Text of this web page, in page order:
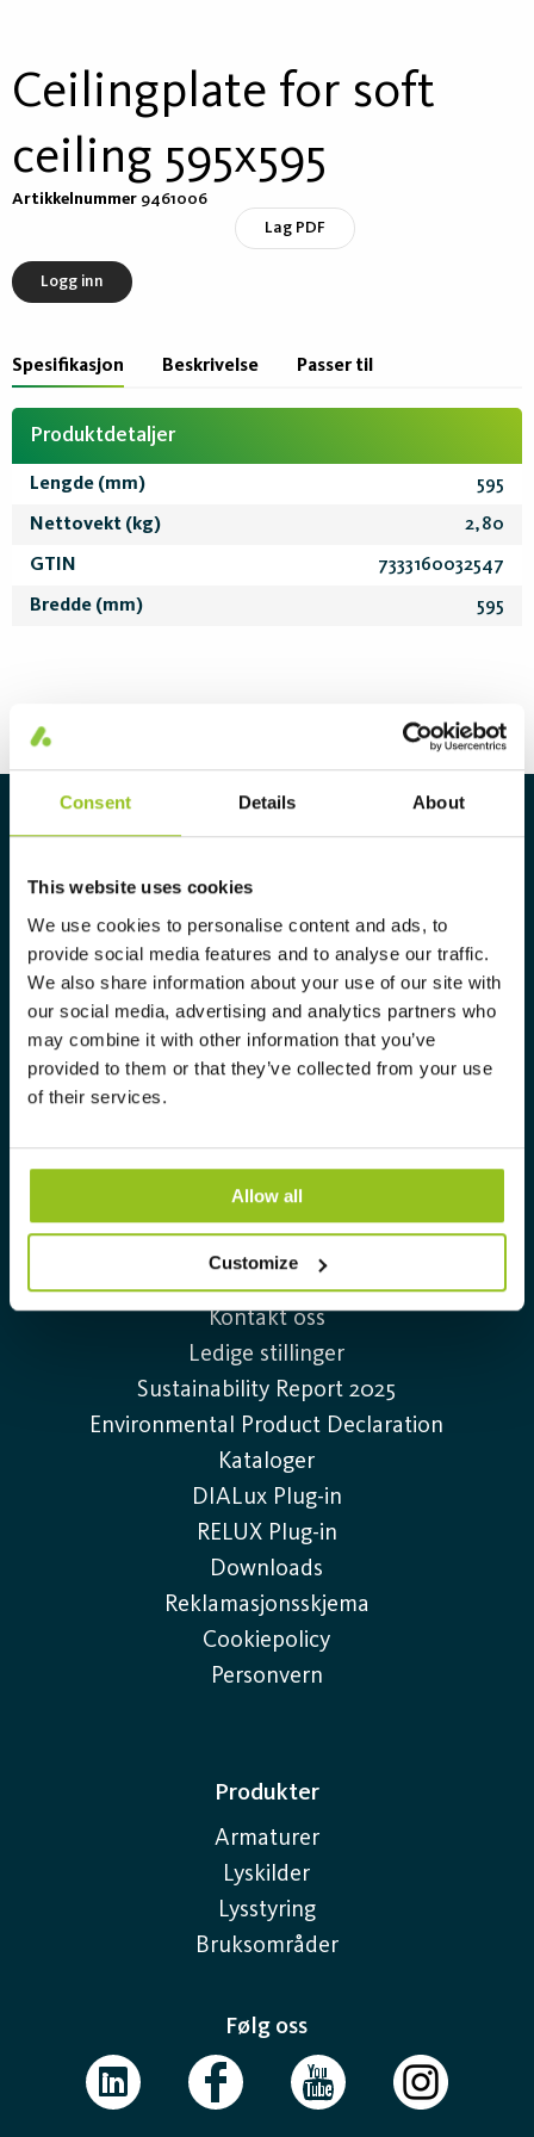
Consent Details About
This website uses cookies
We use cookies to personalise content and ads, to
provide social media features and to analyse our traffic.
We also share information about your use of our site with
our social media, advertising and analytics partners who
may combine it with other information that you’ve
provided to them or that they’ve collected from your use
of their services.
Allow all
Customize
Ceilingplate for soft
ceiling 595x595
Artikkelnummer 9461006
Lag PDF
Logg inn
Spesifikasjon Beskrivelse Passer til
Produktdetaljer
Lengde (mm) 595
Nettovekt (kg) 2,80
GTIN 7333160032547
Bredde (mm) 595
videreutviklet vår ekspertise innen
belysning og tilbyr markedet et
komplett utvalg av skreddersydde,
høyteknologiske og bærekraftige
belysningsløsninger.
22-88 39 00
Information
Kontakt oss
Ledige stillinger
Sustainability Report 2025
Environmental Product Declaration
Kataloger
DIALux Plug-in
RELUX Plug-in
Downloads
Reklamasjonsskjema
Cookiepolicy
Personvern
Produkter
Armaturer
Lyskilder
Lysstyring
Bruksområder
Følg oss